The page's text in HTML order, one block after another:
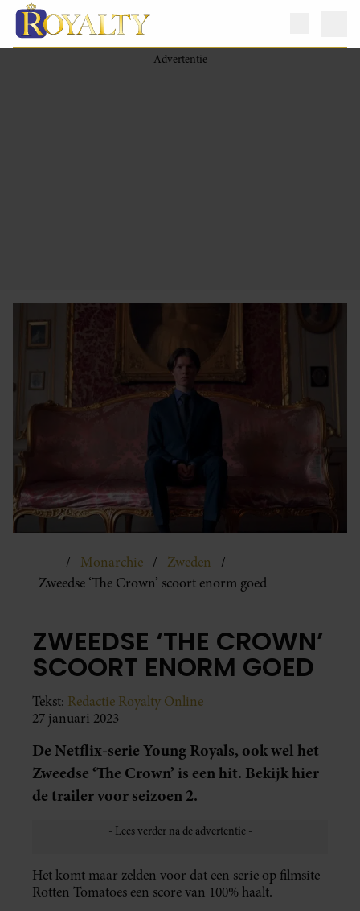
Monarchie
Zweden
Zweedse ‘The Crown’ scoort enorm goed
ZWEEDSE ‘THE CROWN’
SCOORT ENORM GOED
Tekst: Redactie Royalty Online
27 januari 2023
De Netflix-serie Young Royals, ook wel het
Zweedse ‘The Crown’ is een hit. Bekijk hier
de trailer voor seizoen 2.
Het komt maar zelden voor dat een serie op filmsite
Rotten Tomatoes een score van 100% haalt.